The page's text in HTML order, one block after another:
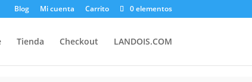
Blog Mi cuenta Carrito 0 elementos
Tienda Checkout LANDOIS.COM